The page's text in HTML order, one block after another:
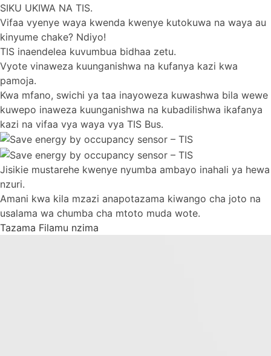
SIKU UKIWA NA TIS.
Vifaa vyenye waya kwenda kwenye kutokuwa na waya au
kinyume chake? Ndiyo!
TIS inaendelea kuvumbua bidhaa zetu.
Vyote vinaweza kuunganishwa na kufanya kazi kwa
pamoja.
Kwa mfano, swichi ya taa inayoweza kuwashwa bila wewe
kuwepo inaweza kuunganishwa na kubadilishwa ikafanya
kazi na vifaa vya waya vya TIS Bus.
Jisikie mustarehe kwenye nyumba ambayo inahali ya hewa
nzuri.
Amani kwa kila mzazi anapotazama kiwango cha joto na
usalama wa chumba cha mtoto muda wote.
Tazama Filamu nzima